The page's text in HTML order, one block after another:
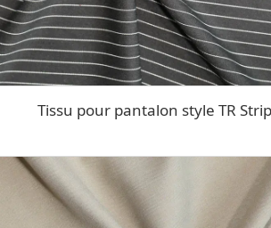
Tissu pour pantalon style TR Strip